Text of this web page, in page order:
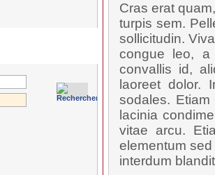
Cras erat
turpis sem.
sollicitudin.
congue leo, a
convallis id,
laoreet dolor.
sodales.
lacinia
vitae arcu.
elementum
interdum